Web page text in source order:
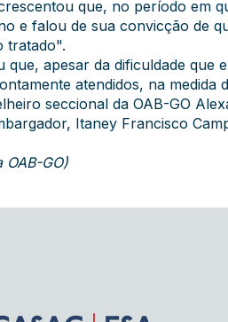
que, no período em
e falou de sua convicção de
tratado".
apesar da dificuldade que
atendidos, na medida
seccional da OAB-GO
Itaney Francisco
OAB-GO)